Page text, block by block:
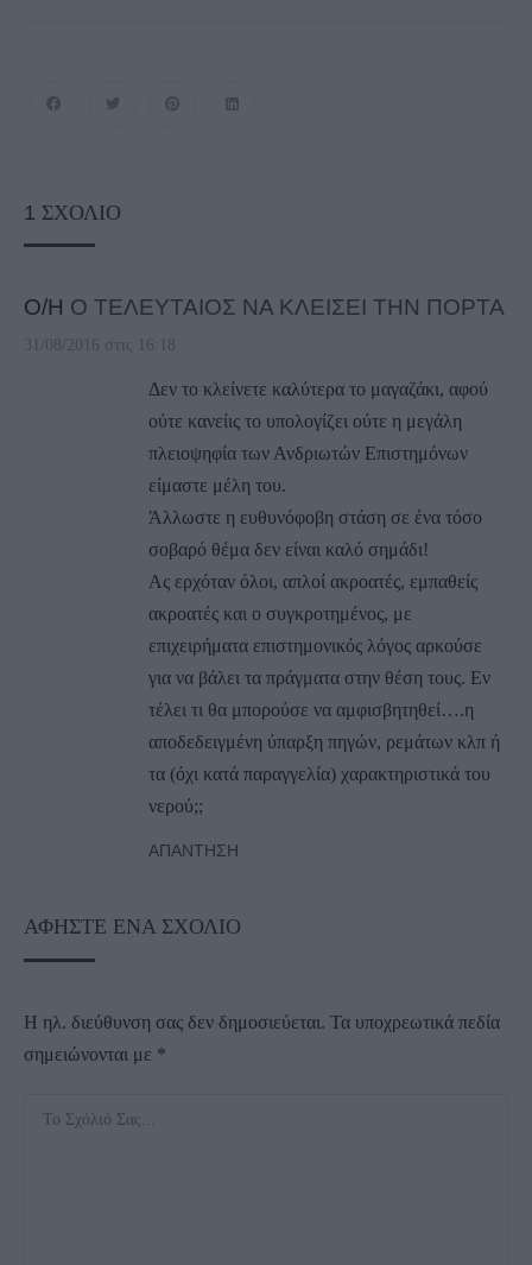
1 ΣΧΌΛΙΟ
Ο/Η Ο ΤΕΛΕΥΤΑΙΟΣ ΝΑ ΚΛΕΙΣΕΙ ΤΗΝ ΠΟΡΤΑ
31/08/2016 στις 16:18
Δεν το κλείνετε καλύτερα το μαγαζάκι, αφού
ούτε κανείις το υπολογίζει ούτε η μεγάλη
πλειοψηφία των Ανδριωτών Επιστημόνων
είμαστε μέλη του.
Άλλωστε η ευθυνόφοβη στάση σε ένα τόσο
σοβαρό θέμα δεν είναι καλό σημάδι!
Ας ερχόταν όλοι, απλοί ακροατές, εμπαθείς
ακροατές και ο συγκροτημένος, με
επιχειρήματα επιστημονικός λόγος αρκούσε
για να βάλει τα πράγματα στην θέση τους. Εν
τέλει τι θα μπορούσε να αμφισβητηθεί….η
αποδεδειγμένη ύπαρξη πηγών, ρεμάτων κλπ ή
τα (όχι κατά παραγγελία) χαρακτηριστικά του
νερού;;
ΑΠΆΝΤΗΣΗ
ΑΦΉΣΤΕ ΈΝΑ ΣΧΌΛΙΟ
Η ηλ. διεύθυνση σας δεν δημοσιεύεται. Τα υποχρεωτικά πεδία
σημειώνονται με *